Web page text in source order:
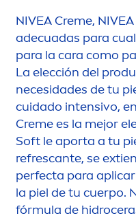
NIVEA Creme, NIVEA
adecuadas para
para la cara como
La elección del
necesidades de tu
cuidado intensivo,
Cremees la mejor
Soft le aporta a tu
refrescante, se
perfecta para
la piel de tu cuerpo.
fórmula de